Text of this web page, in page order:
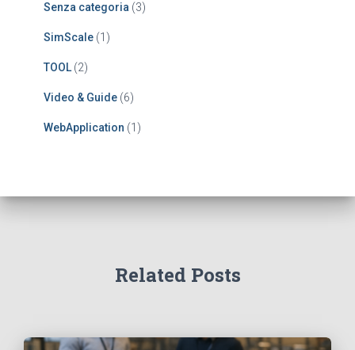
Senza categoria (3)
SimScale (1)
TOOL (2)
Video & Guide (6)
WebApplication (1)
Related Posts